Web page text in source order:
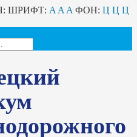
ШРИФТ: A A A ФОН: Ц Ц Ц